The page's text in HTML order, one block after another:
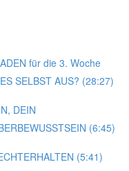
für die 3. Woche
SELBST AUS? (28:27)
DEIN
(6:45)
(5:41)